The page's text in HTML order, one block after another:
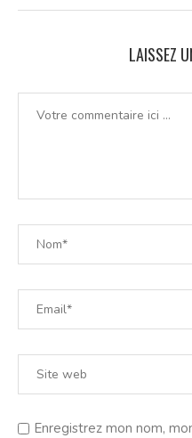
LAISSEZ
Enregistrez mon nom,